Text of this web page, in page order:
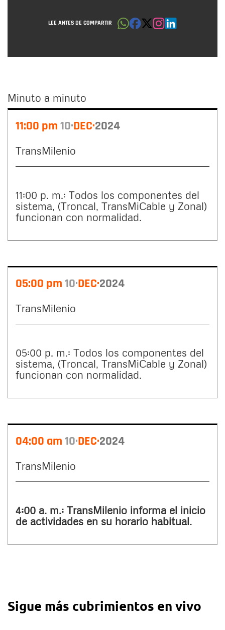
LEE ANTES DE COMPARTIR
Minuto a minuto
11:00 pm 10 DEC 2024
TransMilenio
11:00 p. m.: Todos los componentes del
sistema, (Troncal, TransMiCable y Zonal)
funcionan con normalidad.
05:00 pm 10 DEC 2024
TransMilenio
05:00 p. m.: Todos los componentes del
sistema, (Troncal, TransMiCable y Zonal)
funcionan con normalidad.
04:00 am 10 DEC 2024
TransMilenio
4:00 a. m.: TransMilenio informa el inicio
de actividades en su horario habitual.
Sigue más cubrimientos en vivo